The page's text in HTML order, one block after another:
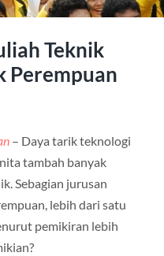
Teknik
Perempuan
– Daya tarik teknologi
tambah banyak
Sebagian jurusan
lebih dari satu
pemikiran lebih